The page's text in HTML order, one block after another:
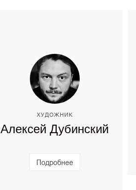
ХУДОЖНИК
Алексей Дубинский
Подробнее